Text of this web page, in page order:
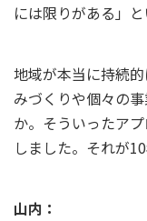
には限りがある」
地域が本当に持続
みづくりや個々の
か。そういったア
しました。それが
山内：